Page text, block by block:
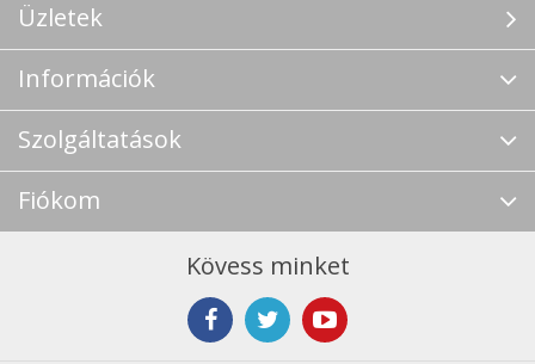
Üzletek
Információk
Szolgáltatások
Fiókom
Kövess minket